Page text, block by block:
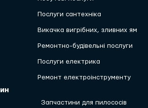
Послуги сантехніка
Викачка вигрібних, зливних ям
Ремонтно-будівельні послуги
Послуги електрика
Ремонт електроінструменту
Запчастини для пилососів